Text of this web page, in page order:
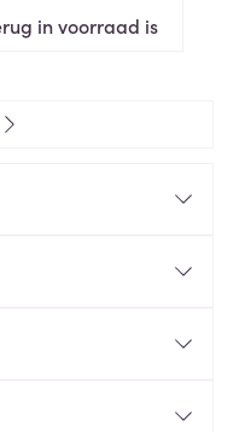
in voorraad is